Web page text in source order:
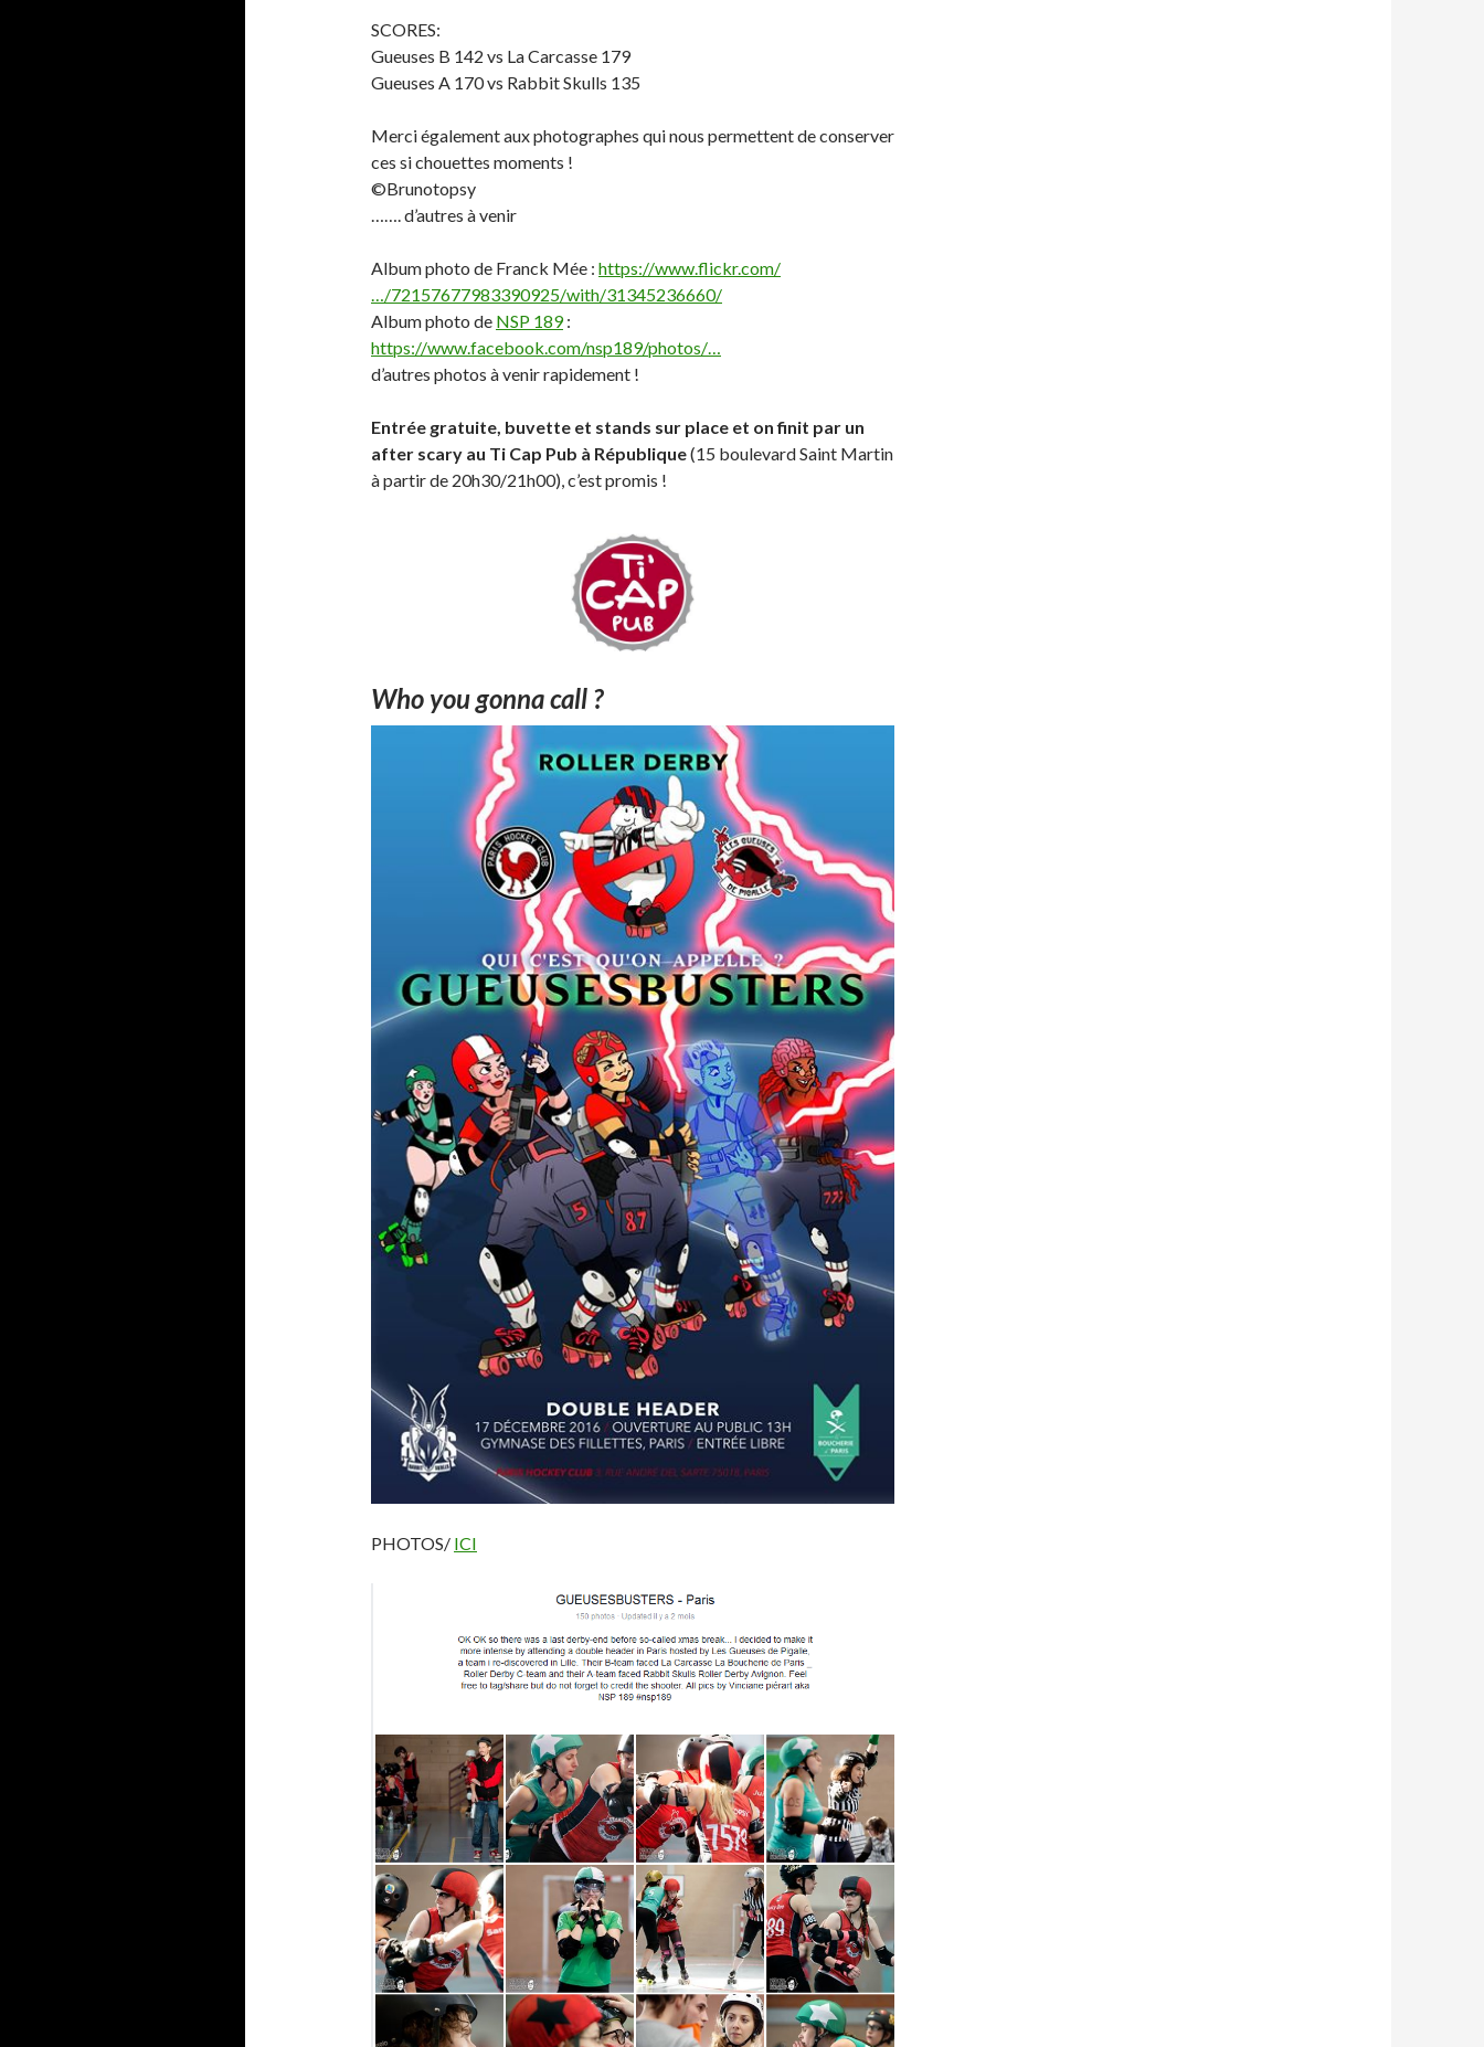
SCORES:
Gueuses B 142 vs La Carcasse 179
Gueuses A 170 vs Rabbit Skulls 135
Merci également aux photographes qui nous permettent de conserver
ces si chouettes moments !
©Brunotopsy
……. d’autres à venir
Album photo de Franck Mée : https://www.flickr.com/
…/72157677983390925/with/31345236660/
Album photo de NSP 189:
https://www.facebook.com/nsp189/photos/…
d’autres photos à venir rapidement !
Entrée gratuite, buvette et stands sur place et on finit par un
after scary au Ti Cap Pub à République(15 boulevard Saint Martin
à partir de 20h30/21h00), c’est promis !
Who you gonna call ?
PHOTOS/ ICI